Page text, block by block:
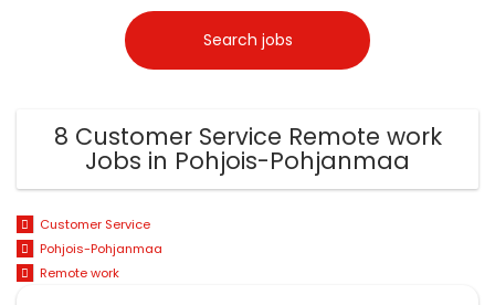
8 Customer Service Remote work
Jobs in Pohjois-Pohjanmaa
Customer Service
Pohjois-Pohjanmaa
Remote work